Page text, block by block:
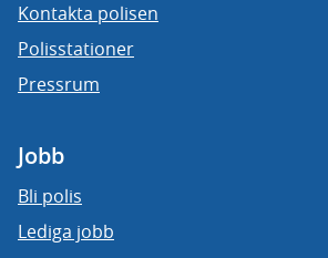
Kontakta polisen
Polisstationer
Pressrum
Jobb
Bli polis
Lediga jobb